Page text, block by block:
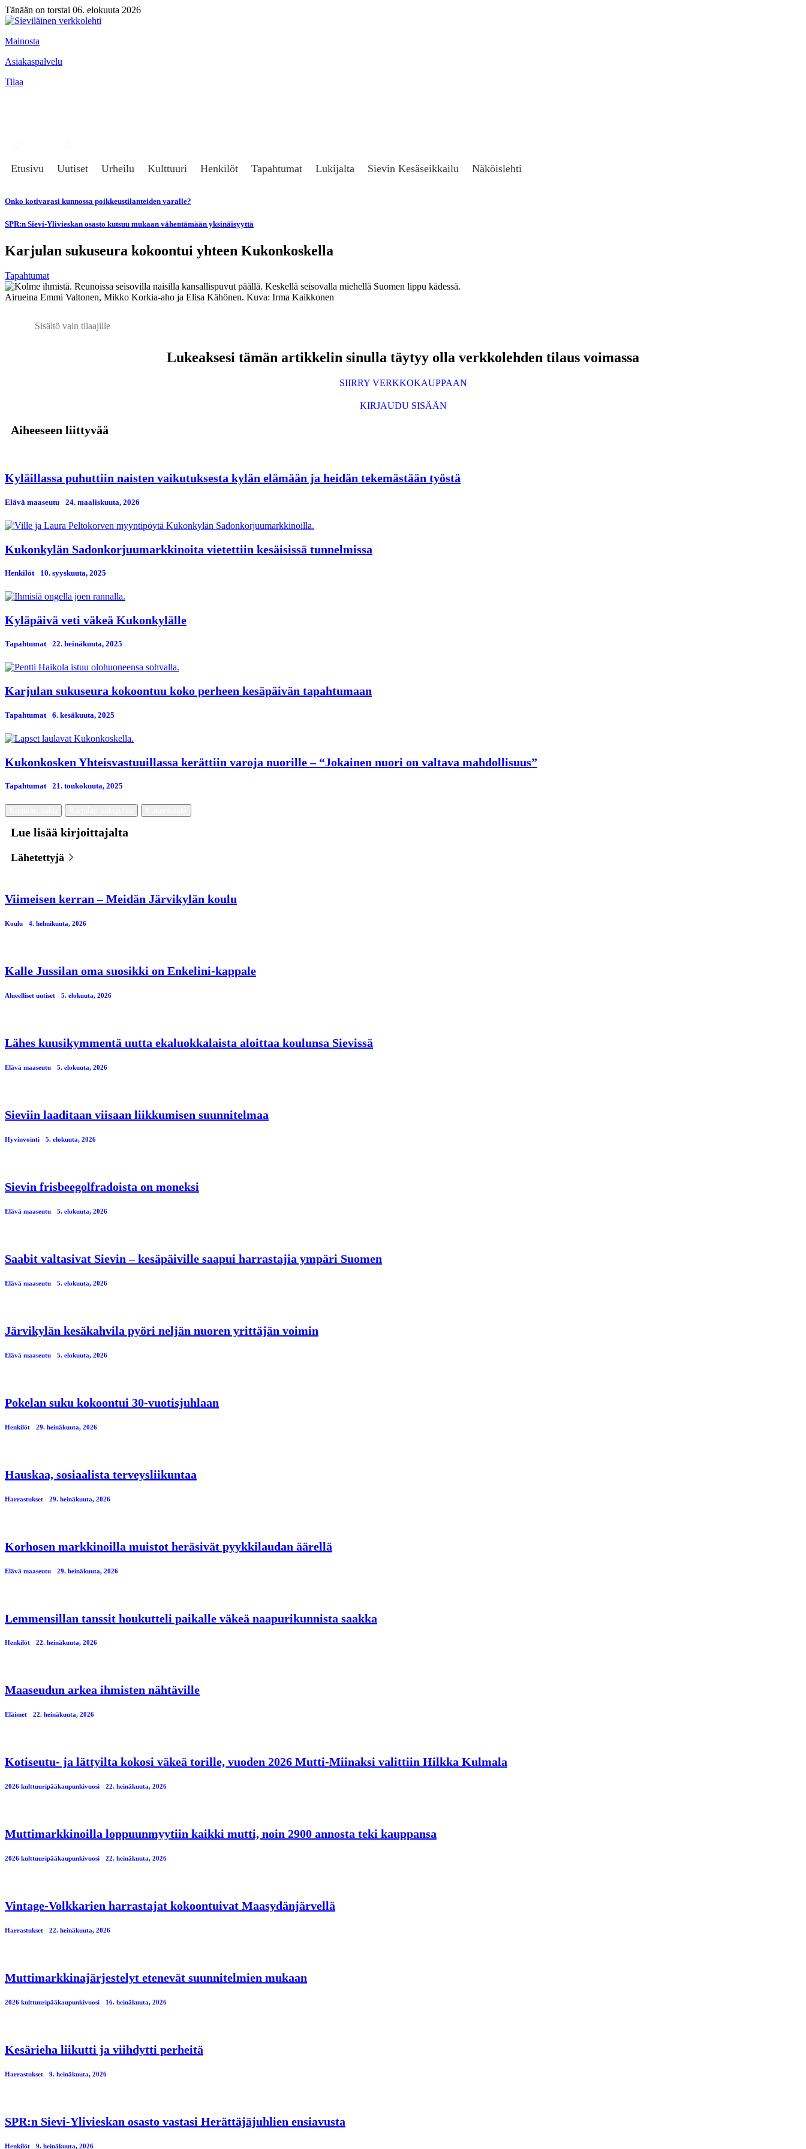
Tänään on torstai 06. elokuuta 2026
Mainosta
Asiakaspalvelu
Tilaa
Etusivu Uutiset Urheilu Kulttuuri Henkilöt Tapahtumat Lukijalta Sievin Kesäseikkailu Näköislehti
Onko kotivarasi kunnossa poikkeustilanteiden varalle?
SPR:n Sievi-Ylivieskan osasto kutsuu mukaan vähentämään yksinäisyyttä
Karjulan sukuseura kokoontui yhteen Kukonkoskella
Tapahtumat
Airueina Emmi Valtonen, Mikko Korkia-aho ja Elisa Kähönen. Kuva: Irma Kaikkonen
Sisältö vain tilaajille
Lukeaksesi tämän artikkelin sinulla täytyy olla verkkolehden tilaus voimassa
SIIRRY VERKKOKAUPPAAN
KIRJAUDU SISÄÄN
Aiheeseen liittyvää
Kyläillassa puhuttiin naisten vaikutuksesta kylän elämään ja heidän tekemästään työstä
Elävä maaseutu 24. maaliskuuta, 2026
Kukonkylän Sadonkorjuumarkkinoita vietettiin kesäisissä tunnelmissa
Henkilöt 10. syyskuuta, 2025
Kyläpäivä veti väkeä Kukonkylälle
Tapahtumat 22. heinäkuuta, 2025
Karjulan sukuseura kokoontuu koko perheen kesäpäivän tapahtumaan
Tapahtumat 6. kesäkuuta, 2025
Kukonkosken Yhteisvastuuillassa kerättiin varoja nuorille – “Jokainen nuori on valtava mahdollisuus”
Tapahtumat 21. toukokuuta, 2025
Lue lisää kirjoittajalta
Lähetettyjä
Viimeisen kerran – Meidän Järvikylän koulu
Koulu 4. helmikuuta, 2026
Kalle Jussilan oma suosikki on Enkelini-kappale
Alueelliset uutiset 5. elokuuta, 2026
Lähes kuusikymmentä uutta ekaluokkalaista aloittaa koulunsa Sievissä
Elävä maaseutu 5. elokuuta, 2026
Sieviin laaditaan viisaan liikkumisen suunnitelmaa
Hyvinvointi 5. elokuuta, 2026
Sievin frisbeegolfradoista on moneksi
Elävä maaseutu 5. elokuuta, 2026
Saabit valtasivat Sievin – kesäpäiville saapui harrastajia ympäri Suomen
Elävä maaseutu 5. elokuuta, 2026
Järvikylän kesäkahvila pyöri neljän nuoren yrittäjän voimin
Elävä maaseutu 5. elokuuta, 2026
Pokelan suku kokoontui 30-vuotisjuhlaan
Henkilöt 29. heinäkuuta, 2026
Hauskaa, sosiaalista terveysliikuntaa
Harrastukset 29. heinäkuuta, 2026
Korhosen markkinoilla muistot heräsivät pyykkilaudan äärellä
Elävä maaseutu 29. heinäkuuta, 2026
Lemmensillan tanssit houkutteli paikalle väkeä naapurikunnista saakka
Henkilöt 22. heinäkuuta, 2026
Maaseudun arkea ihmisten nähtäville
Eläimet 22. heinäkuuta, 2026
Kotiseutu- ja lättyilta kokosi väkeä torille, vuoden 2026 Mutti-Miinaksi valittiin Hilkka Kulmala
2026 kulttuuripääkaupunkivuosi 22. heinäkuuta, 2026
Muttimarkkinoilla loppuunmyytiin kaikki mutti, noin 2900 annosta teki kauppansa
2026 kulttuuripääkaupunkivuosi 22. heinäkuuta, 2026
Vintage-Volkkarien harrastajat kokoontuivat Maasydänjärvellä
Harrastukset 22. heinäkuuta, 2026
Muttimarkkinajärjestelyt etenevät suunnitelmien mukaan
2026 kulttuuripääkaupunkivuosi 16. heinäkuuta, 2026
Kesärieha liikutti ja viihdytti perheitä
Harrastukset 9. heinäkuuta, 2026
SPR:n Sievi-Ylivieskan osasto vastasi Herättäjäjuhlien ensiavusta
Henkilöt 9. heinäkuuta, 2026